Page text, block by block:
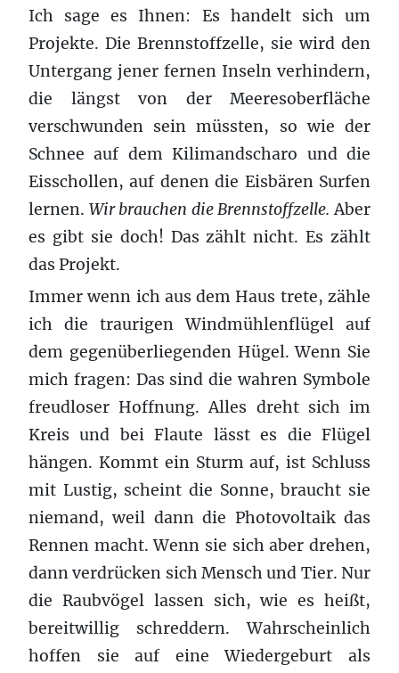
Ich sage es Ihnen: Es handelt sich um
Projekte. Die Brennstoffzelle, sie wird den
Untergang jener fernen Inseln verhindern,
die längst von der Meeresoberfläche
verschwunden sein müssten, so wie der
Schnee auf dem Kilimandscharo und die
Eisschollen, auf denen die Eisbären Surfen
lernen. Wir brauchen die Brennstoffzelle. Aber
es gibt sie doch! Das zählt nicht. Es zählt
das Projekt.
Immer wenn ich aus dem Haus trete, zähle
ich die traurigen Windmühlenflügel auf
dem gegenüberliegenden Hügel. Wenn Sie
mich fragen: Das sind die wahren Symbole
freudloser Hoffnung. Alles dreht sich im
Kreis und bei Flaute lässt es die Flügel
hängen. Kommt ein Sturm auf, ist Schluss
mit Lustig, scheint die Sonne, braucht sie
niemand, weil dann die Photovoltaik das
Rennen macht. Wenn sie sich aber drehen,
dann verdrücken sich Mensch und Tier. Nur
die Raubvögel lassen sich, wie es heißt,
bereitwillig schreddern. Wahrscheinlich
hoffen sie auf eine Wiedergeburt als